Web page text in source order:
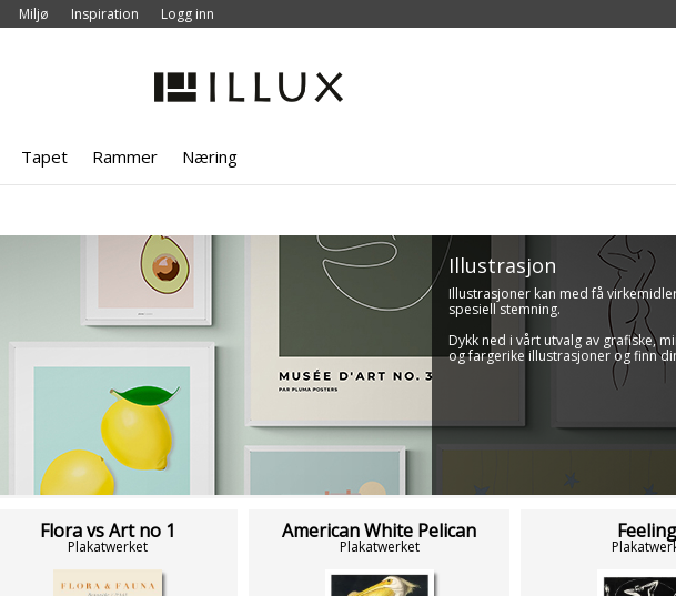
Miljø Inspiration Logg inn
Tapet Rammer Næring
Illustrasjon
Illustrasjoner kan med få
spesiell stemning.
Dykk ned i vårt utvalg av grafiske,
og fargerike illustrasjoner og finn
Flora vs Art no 1
Plakatwerket
American White Pelican
Plakatwerket